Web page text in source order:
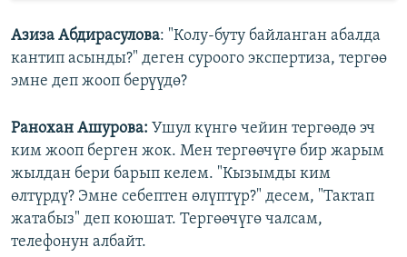
Азиза Абдирасулова: "Колу-буту байланган абалда
кантип асынды?" деген суроого экспертиза, тергөө
эмне деп жооп берүүдө?
Ранохан Ашурова: Ушул күнгө чейин тергөөдө эч
ким жооп берген жок. Мен тергөөчүгө бир жарым
жылдан бери барып келем. "Кызымды ким
өлтүрдү? Эмне себептен өлүптүр?" десем, "Тактап
жатабыз" деп коюшат. Тергөөчүгө чалсам,
телефонун албайт.